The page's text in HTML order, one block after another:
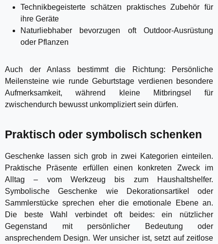
Technikbegeisterte schätzen praktisches Zubehör für
ihre Geräte
Naturliebhaber bevorzugen oft Outdoor-Ausrüstung
oder Pflanzen
Auch der Anlass bestimmt die Richtung: Persönliche
Meilensteine wie runde Geburtstage verdienen besondere
Aufmerksamkeit, während kleine Mitbringsel für
zwischendurch bewusst unkompliziert sein dürfen.
Praktisch oder symbolisch schenken
Geschenke lassen sich grob in zwei Kategorien einteilen.
Praktische Präsente erfüllen einen konkreten Zweck im
Alltag – vom Werkzeug bis zum Haushaltshelfer.
Symbolische Geschenke wie Dekorationsartikel oder
Sammlerstücke sprechen eher die emotionale Ebene an.
Die beste Wahl verbindet oft beides: ein nützlicher
Gegenstand mit persönlicher Bedeutung oder
ansprechendem Design. Wer unsicher ist, setzt auf zeitlose